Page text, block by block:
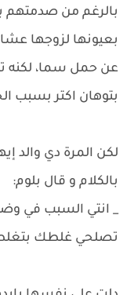
بالرغم من
بعيونها لزوجها
عن حمل سما، لكنه
بتوهان اكتر بسبب
لكن المرة دي والد
بالكلام و قال بلوم:
_ انتي السبب في
تصلحي غلطك